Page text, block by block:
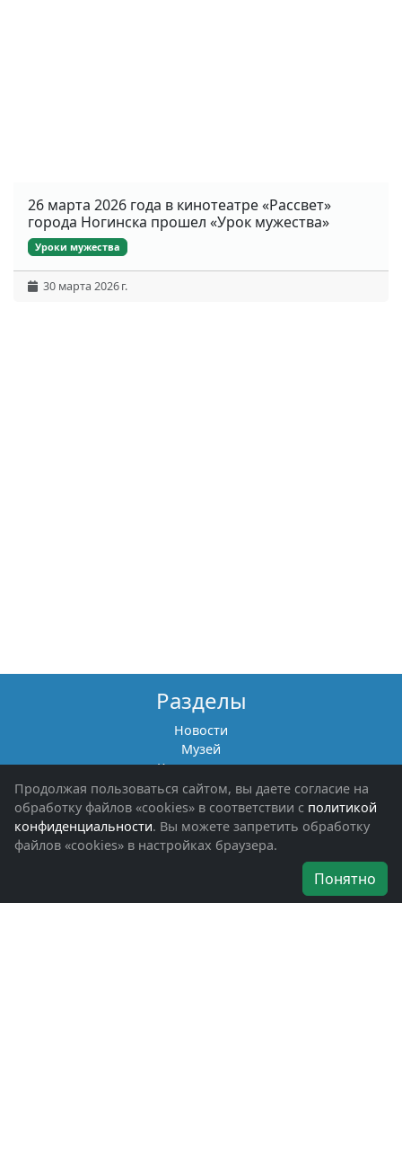
26 марта 2026 года в кинотеатре «Рассвет»
города Ногинска прошел «Урок мужества»
Уроки мужества
30 марта 2026 г.
Разделы
Новости
Музей
Книги памяти
Фотоальбомы
Обращения граждан
Помощь участникам СВО и их семьям
Об организации
Наши награды
Продолжая пользоваться сайтом, вы даете согласие на
обработку файлов «cookies» в соответствии с политикой
конфиденциальности. Вы можете запретить обработку
файлов «cookies» в настройках браузера.
Понятно